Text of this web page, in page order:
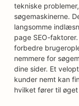
tekniske
søgemaskinerne.
langsomme
page SEO-
forbedre
nemmere for
dine sider. Et
kunder nemt kan
hvilket fører til